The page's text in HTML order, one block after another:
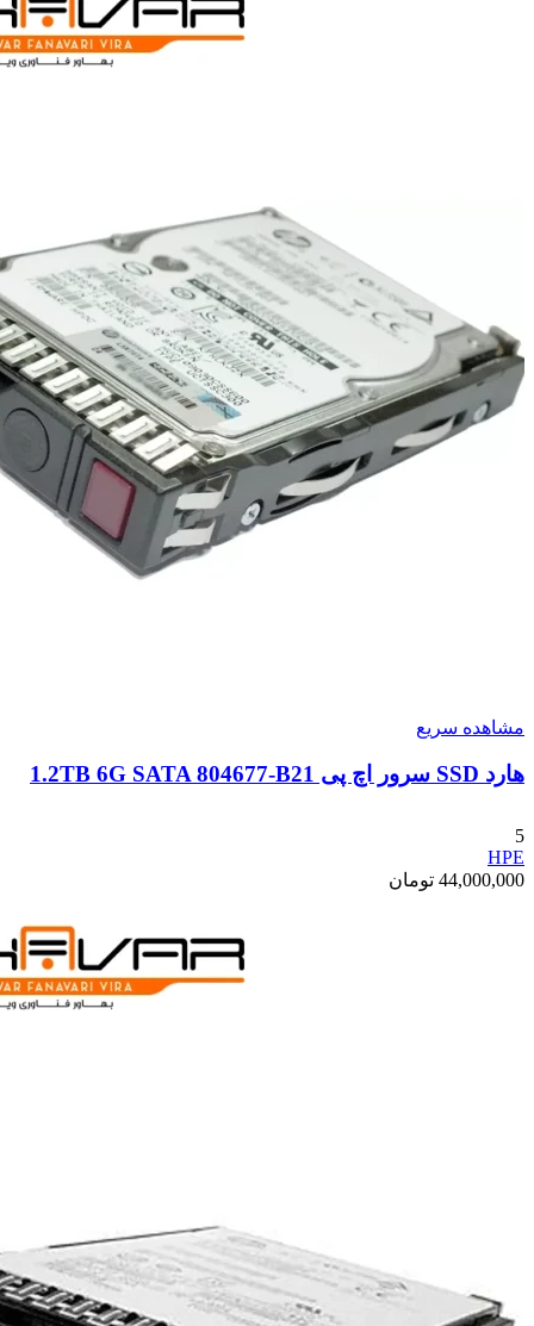
مشاهده سریع
هارد SSD سرور اچ پی 1.2TB 6G SATA 804677-B21
5
HPE
44,000,000 تومان